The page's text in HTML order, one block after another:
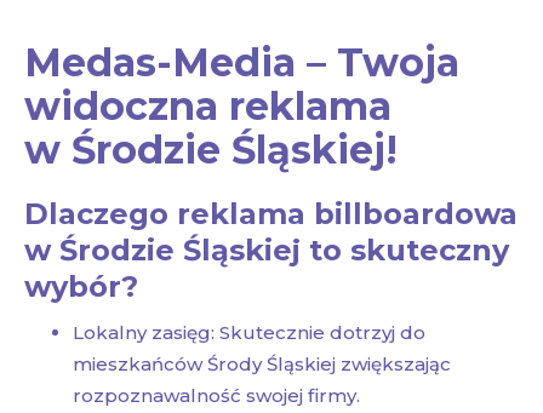
Medas-Media – Twoja
widoczna reklama
w Środzie Śląskiej!
Dlaczego reklama billboardowa
w Środzie Śląskiej to skuteczny
wybór?
Lokalny zasięg: Skutecznie dotrzyj do
mieszkańców Środy Śląskiej zwiększając
rozpoznawalność swojej firmy.